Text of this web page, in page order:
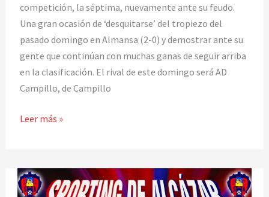
competición, la séptima, nuevamente ante su feudo.
Una gran ocasión de ‘desquitarse’ del tropiezo del
pasado domingo en Almansa (2-0) y demostrar ante su
gente que continúan con muchas ganas de seguir arriba
en la clasificación. El rival de este domingo será AD
Campillo, de Campillo
olvidar
Almansa
Leer más »